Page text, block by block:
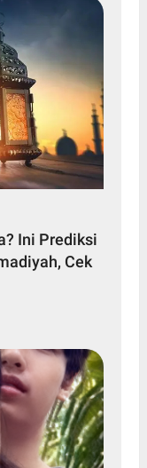
Ini Prediksi
Cek